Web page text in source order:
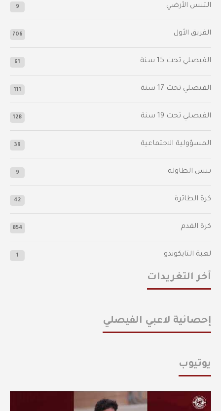
التنس الأرضي 9
الفريق الأول 706
الفيصلي‬⁩ تحت 15 سنة 61
‫الفيصلي‬⁩ تحت 17 سنة 111
الفيصلي‬⁩ تحت 19 سنة 128
المسؤولية الاجتماعية 39
تنس الطاولة 9
كرة الطائرة 42
كرة القدم 854
لعبة التايكوندو 1
أخر التغريدات
إحصائية لاعبي الفيصلي
يوتيوب